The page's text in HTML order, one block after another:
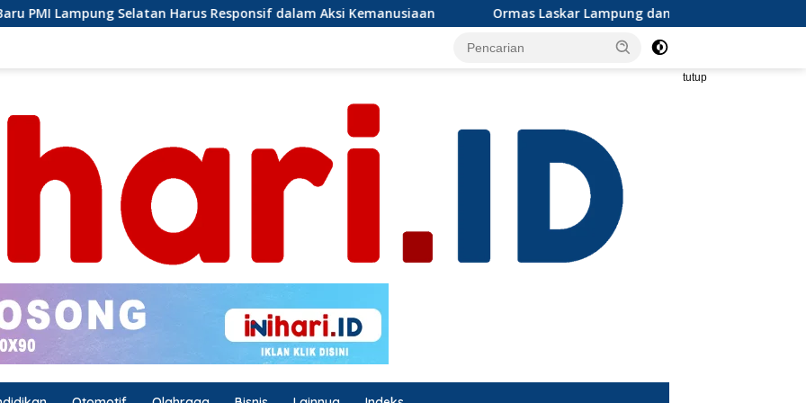
Responsif dalam Aksi Kemanusiaan Ormas Laskar Lampung dan Grib jaya Lampung selatan mengapresiasi dan
tutup